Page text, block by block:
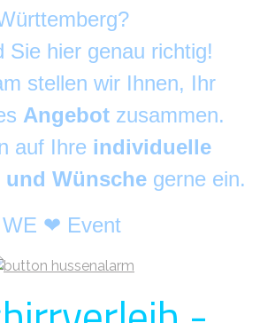
Sie hier genau richtig!
stellen wir Ihnen, Ihr
Angebot zusammen.
auf Ihre individuelle
Wünsche gerne ein.
WE ❤ Event